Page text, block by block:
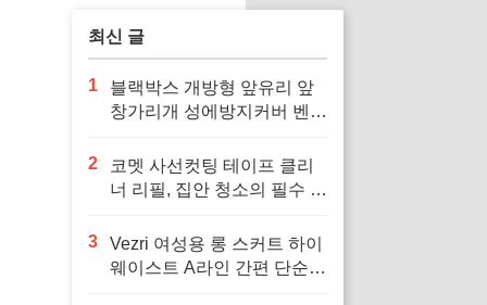
최신 글
1
블랙박스 개방형 앞유리 앞
창가리개 성에방지커버 벤츠
전 운전 필수
2
코멧 사선컷팅 테이프 클리
너 리필, 집안 청소의 필수 아
3
Vezri 여성용 롱 스커트 하이
웨이스트 A라인 간편 단순